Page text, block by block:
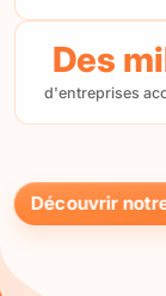
Des
d'entreprises
Découvrir